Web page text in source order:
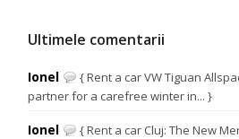
Ultimele comentarii
Ionel
{ Rent a car VW Tiguan
partner for a carefree winter in... }
Ionel
{ Rent a car Cluj: The New